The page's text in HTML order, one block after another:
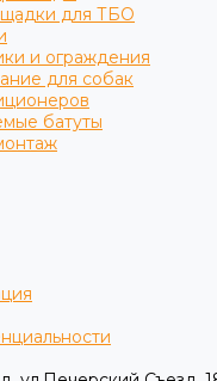
для ТБО
и ограждения
для собак
батуты